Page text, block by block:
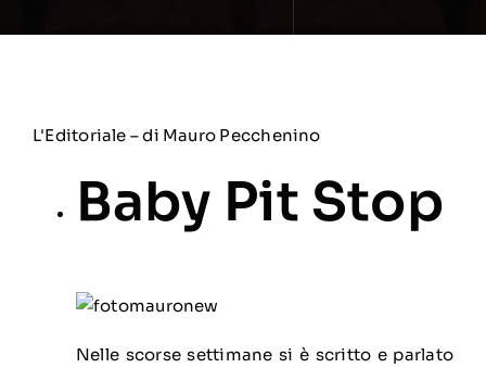
L'Editoriale – di Mauro Pecchenino
Baby Pit Stop
Nelle scorse settimane si è scritto e parlato